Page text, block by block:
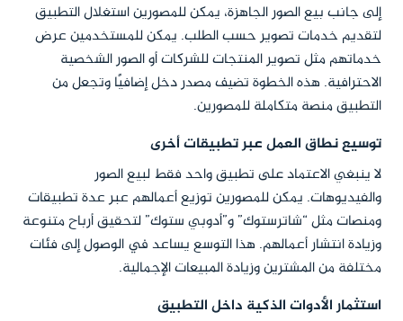
إلى جانب بيع الصور الجاهزة، يمكن للمصورين استغلال التطبيق
لتقديم خدمات تصوير حسب الطلب. يمكن للمستخدمين عرض
خدماتهم مثل تصوير المنتجات للشركات أو الصور الشخصية
الاحترافية. هذه الخطوة تضيف مصدر دخل إضافيًا وتجعل من
التطبيق منصة متكاملة للمصورين.
توسيع نطاق العمل عبر تطبيقات أخرى
لا ينبغي الاعتماد على تطبيق واحد فقط لبيع الصور
والفيديوهات. يمكن للمصورين توزيع أعمالهم عبر عدة تطبيقات
ومنصات مثل “شاترستوك” و”أدوبي ستوك” لتحقيق أرباح متنوعة
وزيادة انتشار أعمالهم. هذا التوسع يساعد في الوصول إلى فئات
مختلفة من المشترين وزيادة المبيعات الإجمالية.
استثمار الأدوات الذكية داخل التطبيق